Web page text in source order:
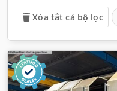
Xóa tất cả bộ lọc